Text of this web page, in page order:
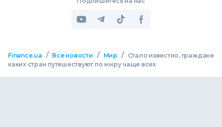
Finance.ua / Все новости / Мир /
Стало известно, граждане
каких стран путешествуют по миру чаще всех